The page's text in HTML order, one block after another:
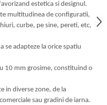
estetica si designul.
multitudinea de configuratii,
curbe, pe sine, pereti, etc,
se adapteze la orice spatiu
10 mm grosime, constituind o
in diverse zone, de la
sau gradini de iarna.